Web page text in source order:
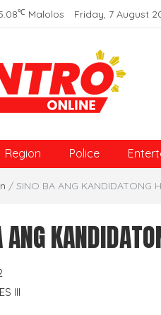
℃ Malolos Friday, 7 August
News
Region Police
/ SINO BA ANG KANDIDATONG
III